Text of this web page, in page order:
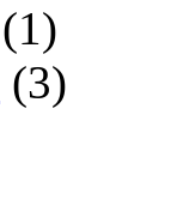
(1)
(3)